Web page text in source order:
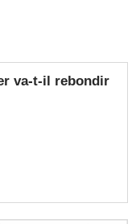
va-t-il rebondir